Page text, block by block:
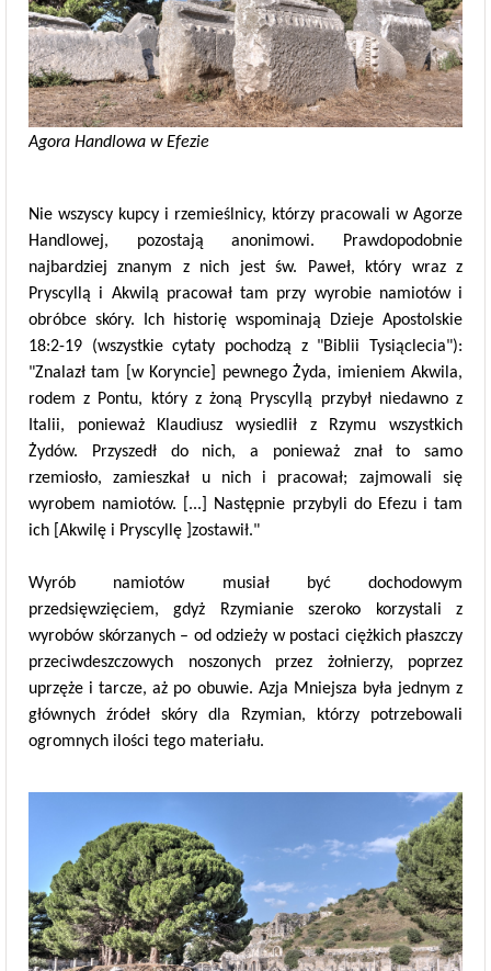
Agora Handlowa w Efezie
Nie wszyscy kupcy i rzemieślnicy, którzy pracowali w Agorze
Handlowej, pozostają anonimowi. Prawdopodobnie
najbardziej znanym z nich jest św. Paweł, który wraz z
Pryscyllą i Akwilą pracował tam przy wyrobie namiotów i
obróbce skóry. Ich historię wspominają Dzieje Apostolskie
18:2-19 (wszystkie cytaty pochodzą z "Biblii Tysiąclecia"):
"Znalazł tam [w Koryncie] pewnego Żyda, imieniem Akwila,
rodem z Pontu, który z żoną Pryscyllą przybył niedawno z
Italii, ponieważ Klaudiusz wysiedlił z Rzymu wszystkich
Żydów. Przyszedł do nich, a ponieważ znał to samo
rzemiosło, zamieszkał u nich i pracował; zajmowali się
wyrobem namiotów. [...] Następnie przybyli do Efezu i tam
ich [Akwilę i Pryscyllę ]zostawił."
Wyrób namiotów musiał być dochodowym
przedsięwzięciem, gdyż Rzymianie szeroko korzystali z
wyrobów skórzanych – od odzieży w postaci ciężkich płaszczy
przeciwdeszczowych noszonych przez żołnierzy, poprzez
uprzęże i tarcze, aż po obuwie. Azja Mniejsza była jednym z
głównych źródeł skóry dla Rzymian, którzy potrzebowali
ogromnych ilości tego materiału.